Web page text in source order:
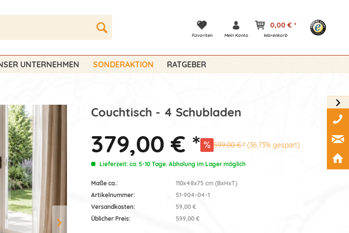
Favoriten Mein Konto
0,00 € *
Warenkorb
UNTERNEHMEN SONDERAKTION RATGEBER
Couchtisch - 4 Schubladen
379,00 € * 599,00 € * (36,73% gespart)
Lieferzeit: ca. 5-10 Tage. Abholung im Lager möglich
Maße ca.:
110x48x75 cm (BxHxT)
Artikelnummer:
51-904-04-1
Versandkosten:
59,00 €
Üblicher Preis:
599,00 €